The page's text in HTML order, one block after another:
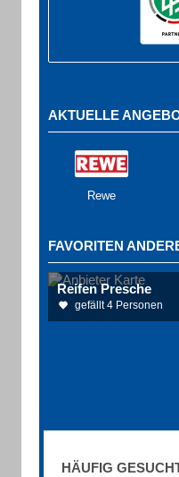
AKTUELLE
Rewe
FAVORITEN
Reifen Presche
gefällt 4 Personen
HÄUFIG